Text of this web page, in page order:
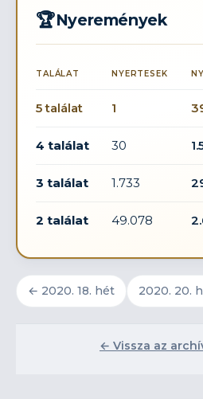
🏆Nyeremények
TALÁLAT NYERTESEK
5 találat 1
4 találat 30
3 találat 1.733
2 találat 49.078
← 2020. 18. hét 2020. 20.
← Vissza az